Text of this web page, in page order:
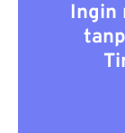
Ingin